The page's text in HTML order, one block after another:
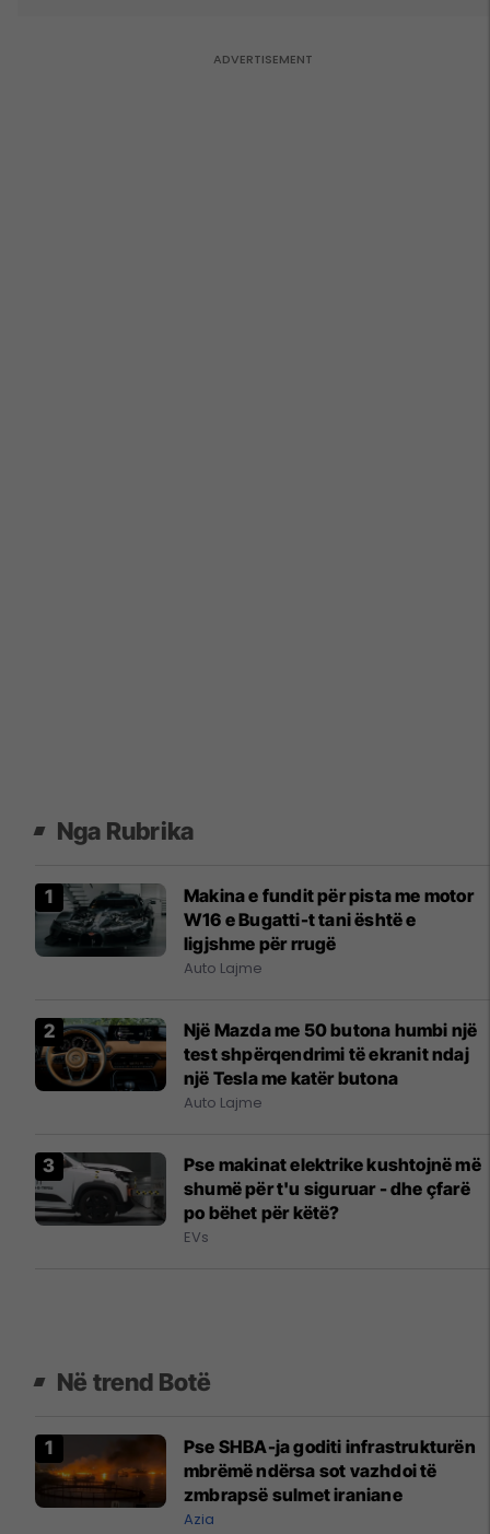
Nga Rubrika
Makina e fundit për pista me motor
W16 e Bugatti-t tani është e
ligjshme për rrugë
Auto Lajme
Një Mazda me 50 butona humbi një
test shpërqendrimi të ekranit ndaj
një Tesla me katër butona
Auto Lajme
Pse makinat elektrike kushtojnë më
shumë për t'u siguruar - dhe çfarë
po bëhet për këtë?
EVs
Në trend Botë
Pse SHBA-ja goditi infrastrukturën
mbrëmë ndërsa sot vazhdoi të
zmbrapsë sulmet iraniane
Azia